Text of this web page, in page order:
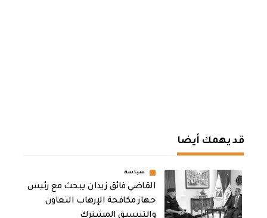
قد يهمك أيضا
سياسة
القاضي فائق زيدان يبحث مع رئيس
جهاز مكافحة الإرهاب التعاون
والتنسيق المشترك